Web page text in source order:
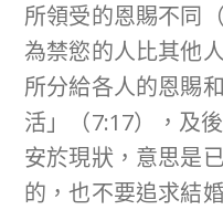
所領受的恩賜不同
為禁慾的人比其他
所分給各人的恩賜
活」（7:17），及
安於現狀，意思是
的，也不要追求結